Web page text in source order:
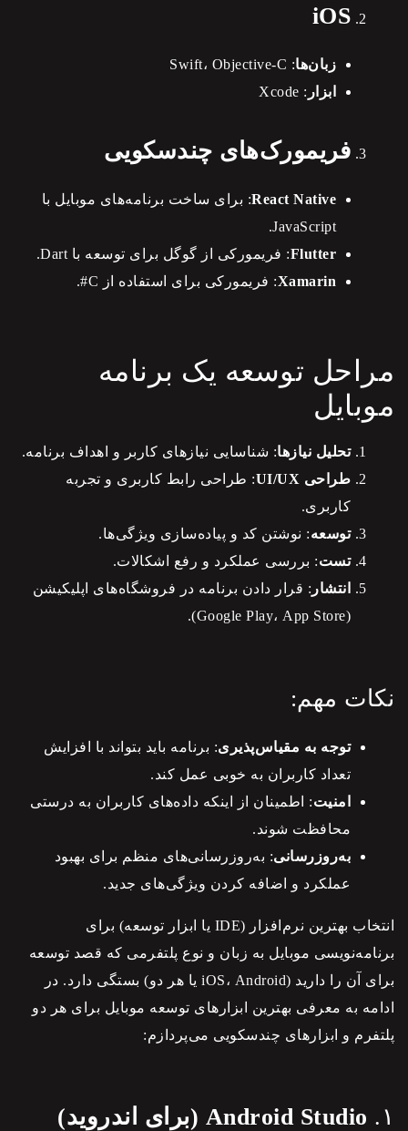
iOS
زبان‌ها: Swift، Objective-C
ابزار : Xcode
فریمورک‌های چندسکویی
React Native: برای ساخت برنامه‌های موبایل با
JavaScript.
Flutter: فریمورکی از گوگل برای توسعه با Dart.
Xamarin: فریمورکی برای استفاده از C#.
مراحل توسعه یک برنامه
موبایل
تحلیل نیازها: شناسایی نیازهای کاربر و اهداف برنامه.
طراحی UI/UX
: طراحی رابط کاربری و تجربه
کاربری.
توسعه: نوشتن کد و پیاده‌سازی ویژگی‌ها.
تست: بررسی عملکرد و رفع اشکالات.
انتشار : قرار دادن برنامه در فروشگاه‌های اپلیکیشن
(Google Play، App Store).
نکات مهم:
توجه به مقیاس‌پذیری: برنامه باید بتواند با افزایش
تعداد کاربران به خوبی عمل کند.
امنیت: اطمینان از اینکه داده‌های کاربران به درستی
محافظت شوند.
به‌روزرسانی: به‌روزرسانی‌های منظم برای بهبود
عملکرد و اضافه کردن ویژگی‌های جدید.
انتخاب بهترین نرم‌افزار (IDE یا ابزار توسعه) برای
برنامه‌نویسی موبایل به زبان و نوع پلتفرمی که قصد توسعه
برای آن را دارید (iOS، Android یا هر دو) بستگی دارد. در
ادامه به معرفی بهترین ابزارهای توسعه موبایل برای هر دو
پلتفرم و ابزارهای چندسکویی می‌پردازم:
۱. Android Studio (برای اندروید)